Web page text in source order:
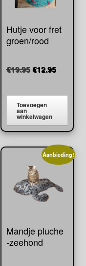
Hutje voor fret
groen/rood
€19.95Oorspronkelijke
€19.95.
€12.95Huidige
Toevoegen
aan
winkelwagen
Aanbieding!
Mandje pluche
-zeehond